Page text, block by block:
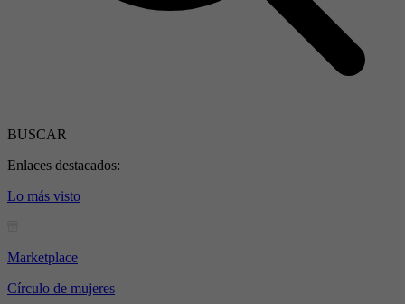
BUSCAR
Enlaces destacados:
Lo más visto
Marketplace
Círculo de mujeres